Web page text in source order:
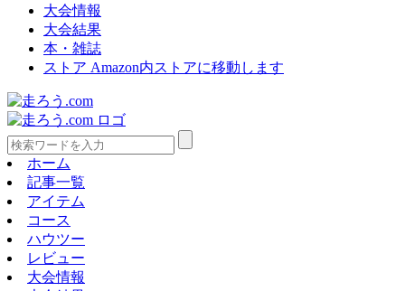
大会情報
大会結果
本・雑誌
ストア Amazon内ストアに移動します
ホーム
記事一覧
アイテム
コース
ハウツー
レビュー
大会情報